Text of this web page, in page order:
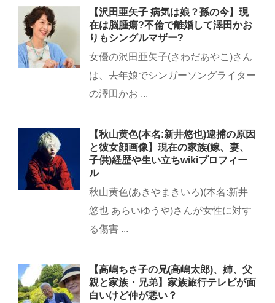
【沢田亜矢子 病気は娘？孫の今】現
在は脳腫瘍?不倫で離婚して澤田かお
りもシングルマザー?
女優の沢田亜矢子(さわだあやこ)さん
は、去年娘でシンガーソングライター
の澤田かお ...
【秋山黄色(本名:新井悠也)逮捕の原因
と彼女顔画像】現在の家族(嫁、妻、
子供)経歴や生い立ちwikiプロフィー
ル
秋山黄色(あきやまきいろ)(本名:新井
悠也 あらいゆうや)さんが女性に対す
る傷害 ...
【高嶋ちさ子の兄(高嶋太郎)、姉、父
親と家族・兄弟】家族旅行テレビが面
白いけど仲が悪い？